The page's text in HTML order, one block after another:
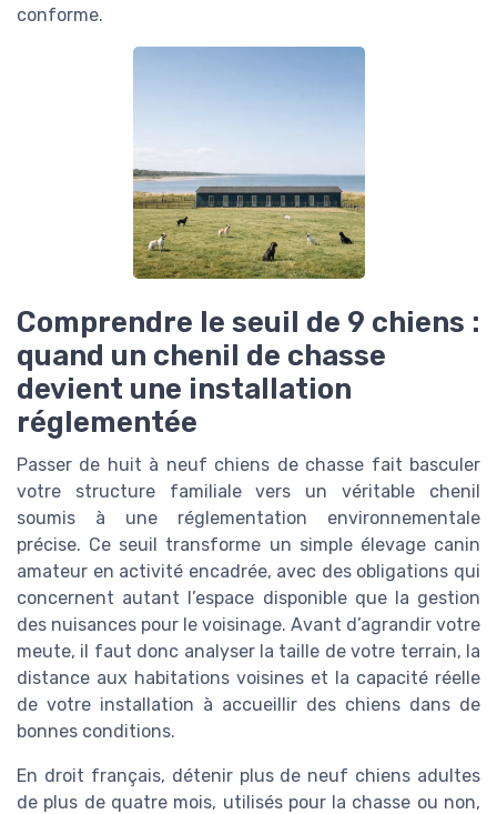
conforme.
Comprendre le seuil de 9 chiens :
quand un chenil de chasse
devient une installation
réglementée
Passer de huit à neuf chiens de chasse fait basculer
votre structure familiale vers un véritable chenil
soumis à une réglementation environnementale
précise. Ce seuil transforme un simple élevage canin
amateur en activité encadrée, avec des obligations qui
concernent autant l’espace disponible que la gestion
des nuisances pour le voisinage. Avant d’agrandir votre
meute, il faut donc analyser la taille de votre terrain, la
distance aux habitations voisines et la capacité réelle
de votre installation à accueillir des chiens dans de
bonnes conditions.
En droit français, détenir plus de neuf chiens adultes
de plus de quatre mois, utilisés pour la chasse ou non,